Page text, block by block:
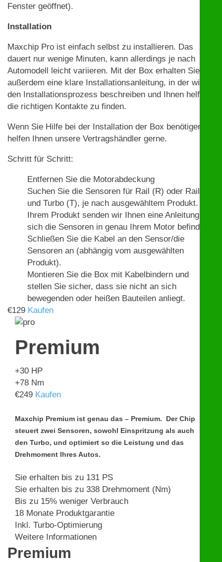
Fenster geöffnet).
Installation
Maxchip Pro ist einfach selbst zu installieren. Das
dauert nur wenige Minuten, kann allerdings je nach
Automodell leicht variieren. Mit der Box erhalten Sie
außerdem eine klare Installationsanleitung, in der wir
den Installationsprozess beschreiben und Ihnen helfen,
die richtigen Kontakte zu finden.
Wenn Sie Hilfe bei der Installation der Box benötigen,
helfen Ihnen unsere Vertragshändler gerne.
Schritt für Schritt:
Entfernen Sie die Motorabdeckung
Suchen Sie die Sensoren für Rail (R) oder Rail (R)
und Turbo (T), je nach ausgewähltem Produkt. Mit
Ihrem Produkt senden wir Ihnen eine Anleitung, wo
sich die Sensoren in genau Ihrem Motor befinden.
Schließen Sie die Kabel an den Sensor/die
Sensoren an (abhängig vom ausgewählten
Produkt).
Montieren Sie die Box mit Kabelbindern und
stellen Sie sicher, dass sie nicht an sich
bewegenden oder heißen Bauteilen anliegt.
€129 Kaufen
Premium
+30 HP
+78 Nm
€249 Kaufen
Maxchip Premium ist genau das – Premium. Der Chip
steuert zwei Sensoren, sowohl Einspritzung als auch
den Turbo, und optimiert so die Leistung und das
Drehmoment Ihres Autos.
Sie erhalten bis zu 131 PS
Sie erhalten bis zu 338 Drehmoment (Nm)
Bis zu 15% weniger Verbrauch
18 Monate Produktgarantie
Inkl. Turbo-Optimierung
Weitere Informationen
Premium